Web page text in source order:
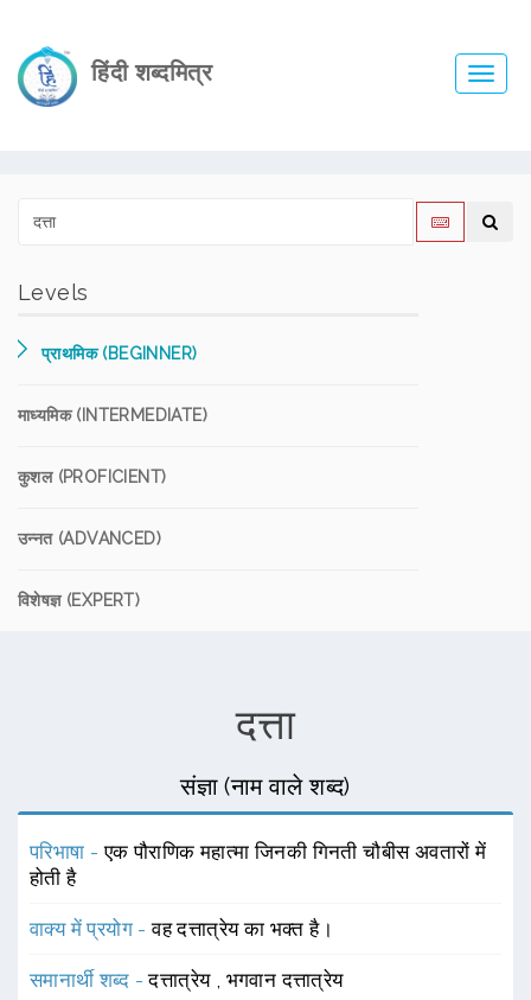
हिंदी शब्दमित्र
Levels
प्राथमिक (BEGINNER)
माध्यमिक (INTERMEDIATE)
कुशल (PROFICIENT)
उन्नत (ADVANCED)
विशेषज्ञ (EXPERT)
दत्ता
संज्ञा (नाम वाले शब्द)
परिभाषा -एक पौराणिक महात्मा जिनकी गिनती चौबीस अवतारों में
होती है
वाक्य में प्रयोग -वह दत्तात्रेय का भक्त है।
समानार्थी शब्द -दत्तात्रेय , भगवान दत्तात्रेय